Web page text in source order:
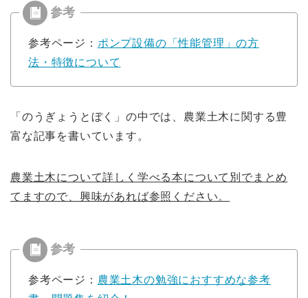
参考ページ： ポンプ設備の「性能管理」の方
法・特徴について
「のうぎょうとぼく」の中では、農業土木に関する豊
富な記事を書いています。
農業土木について詳しく学べる本について別でまとめ
てますので、興味があれば参照ください。
参考ページ： 農業土木の勉強におすすめな参考